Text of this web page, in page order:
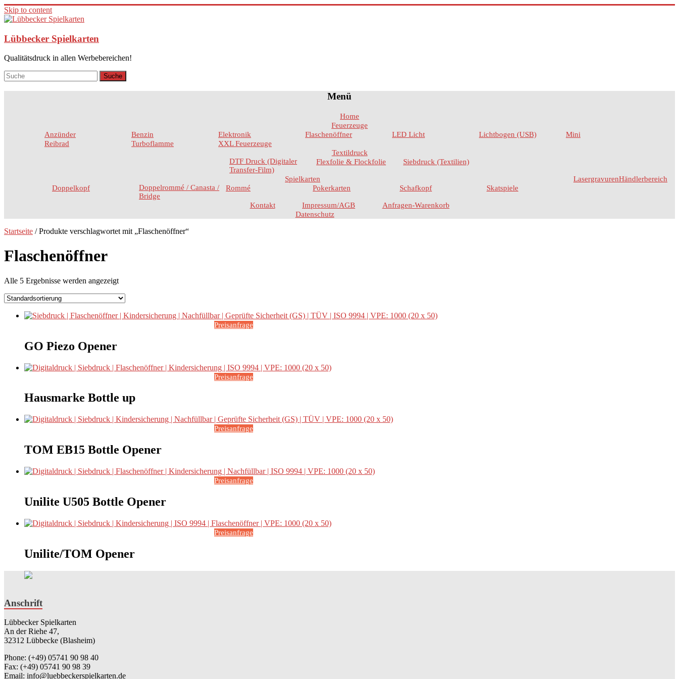
Skip to content
Lübbecker Spielkarten
Qualitätsdruck in allen Werbebereichen!
Menü
Home
Feuerzeuge
Anzünder
Benzin Elektronik Flaschenöffner LED Licht Lichtbogen (USB)
Mini
Reibrad
Turboflamme
XXL Feuerzeuge
Textildruck
DTF Druck (Digitaler
Transfer-Film)
Flexfolie & Flockfolie Siebdruck (Textilien)
Spielkarten
Doppelkopf
Doppelrommé / Canasta /
Bridge
Rommé Pokerkarten Schafkopf Skatspiele
LasergravurenHändlerbereich
Kontakt
Impressum/AGB
Datenschutz
Anfragen-Warenkorb
Startseite / Produkte verschlagwortet mit „Flaschenöffner“
Flaschenöffner
Alle 5 Ergebnisse werden angezeigt
Preisanfrage
GO Piezo Opener
Preisanfrage
Hausmarke Bottle up
Preisanfrage
TOM EB15 Bottle Opener
Preisanfrage
Unilite U505 Bottle Opener
Preisanfrage
Unilite/TOM Opener
Anschrift
Lübbecker Spielkarten
An der Riehe 47,
32312 Lübbecke (Blasheim)
Phone: (+49) 05741 90 98 40
Fax: (+49) 05741 90 98 39
Email: info@luebbeckerspielkarten.de